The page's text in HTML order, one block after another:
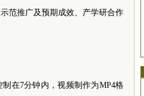
范推广及预期成效、产学研合作
在7分钟内，视频制作为MP4格